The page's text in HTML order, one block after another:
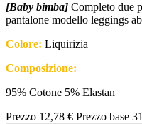
[Baby bimba] Completo due
pantalone modello leggings
Colore: Liquirizia
Composizione:
95% Cotone 5% Elastan
Prezzo 12,78 € Prezzo base